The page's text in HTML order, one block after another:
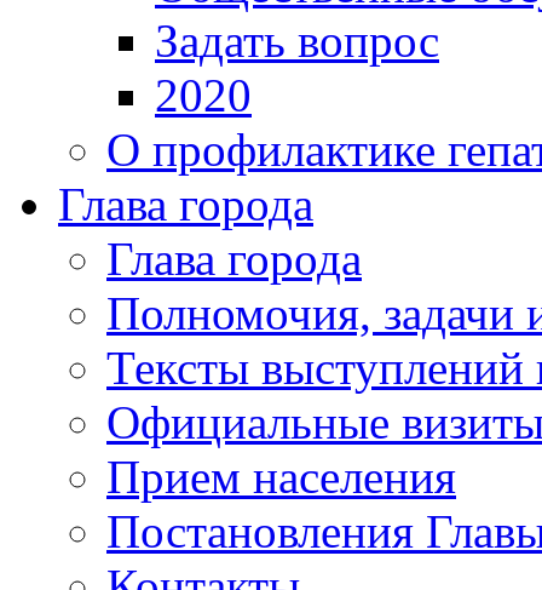
Задать вопрос
2020
О профилактике
Глава города
Глава города
Полномочия, задачи
Тексты выступлений
Официальные
Прием населения
Постановления